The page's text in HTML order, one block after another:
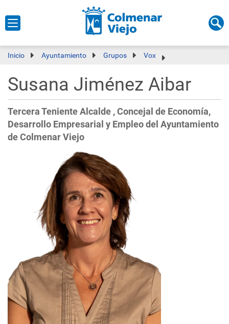
Inicio Ayuntamiento Grupos Vox
Susana Jiménez Aibar
Tercera Teniente Alcalde , Concejal de Economía,
Desarrollo Empresarial y Empleo del Ayuntamiento
de Colmenar Viejo